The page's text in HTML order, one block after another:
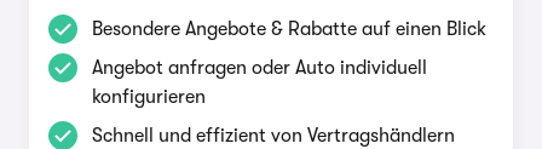
Besondere Angebote & Rabatte auf einen Blick
Angebot anfragen oder Auto individuell
konfigurieren
Schnell und effizient von Vertragshändlern